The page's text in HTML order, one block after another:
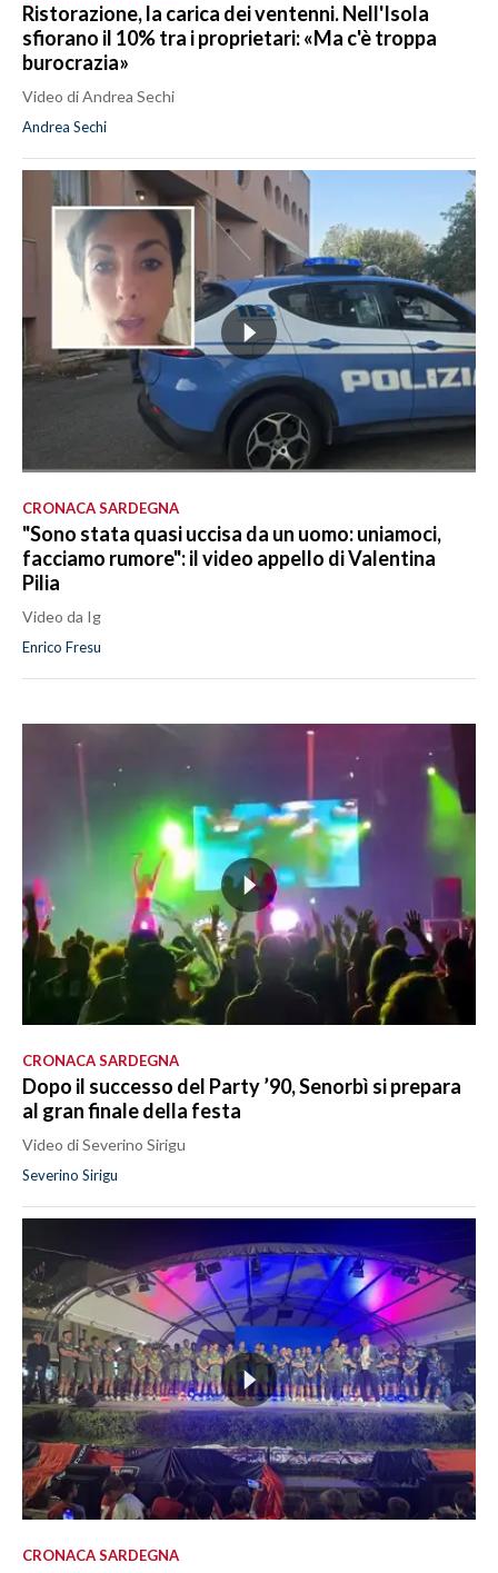
Ristorazione, la carica dei ventenni. Nell'Isola
sfiorano il 10% tra i proprietari: «Ma c'è troppa
burocrazia»
Video di Andrea Sechi
Andrea Sechi
CRONACA SARDEGNA
"Sono stata quasi uccisa da un uomo: uniamoci,
facciamo rumore": il video appello di Valentina
Pilia
Video da Ig
Enrico Fresu
CRONACA SARDEGNA
Dopo il successo del Party ’90, Senorbì si prepara
al gran finale della festa
Video di Severino Sirigu
Severino Sirigu
CRONACA SARDEGNA